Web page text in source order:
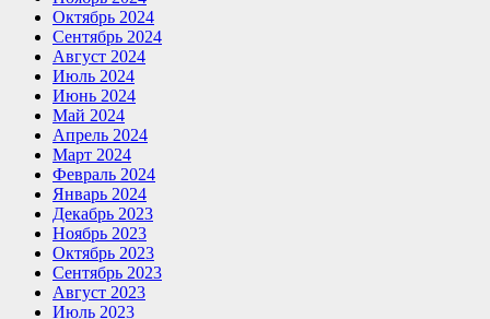
Октябрь 2024
Сентябрь 2024
Август 2024
Июль 2024
Июнь 2024
Май 2024
Апрель 2024
Март 2024
Февраль 2024
Январь 2024
Декабрь 2023
Ноябрь 2023
Октябрь 2023
Сентябрь 2023
Август 2023
Июль 2023